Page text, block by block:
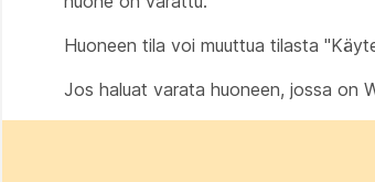
Huoneen tila voi muuttua tilasta
Jos haluat varata huoneen, jossa on